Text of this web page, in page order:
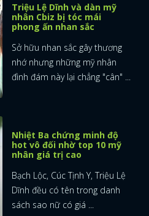
Triệu Lệ Dĩnh và dàn mỹ
nhân Cbiz bị tóc mái
phong ấn nhan sắc
Sở hữu nhan sắc gây thương
nhớ nhưng những mỹ nhân
đình đám này lại chẳng "cân" ...
Nhiệt Ba chứng minh độ
hot vô đối nhờ top 10 mỹ
nhân giá trị cao
Bạch Lộc, Cúc Tịnh Y, Triệu Lệ
Dĩnh đều có tên trong danh
sách sao nữ có giá ...